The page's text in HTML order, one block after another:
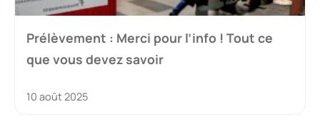
Prélèvement : Merci pour l’info ! Tout ce
que vous devez savoir
10 août 2025